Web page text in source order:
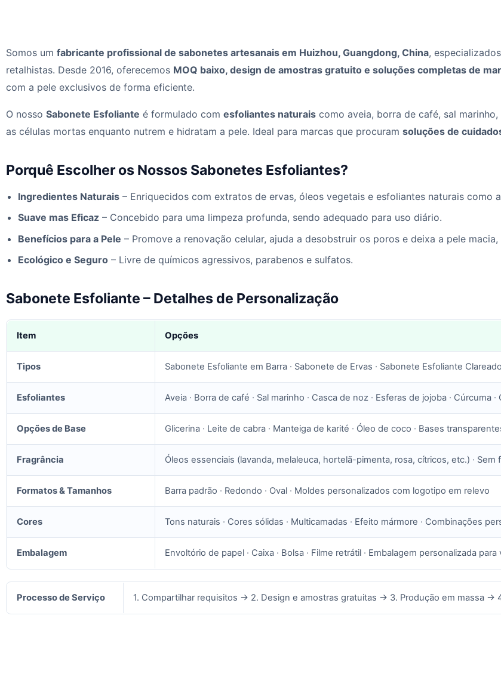
Somos um fabricante profissional de sabonetes artesanais em Huizhou, Guangdong, China,
retalhistas. Desde 2016, oferecemos MOQ baixo, design de amostras gratuito e soluções completas de
com a pele exclusivos de forma eficiente.
O nosso Sabonete Esfoliante é formulado com esfoliantes naturais como aveia, borra de café, sal
as células mortas enquanto nutrem e hidratam a pele. Ideal para marcas que procuram soluções de
Porquê Escolher os Nossos Sabonetes Esfoliantes?
Ingredientes Naturais – Enriquecidos com extratos de ervas, óleos vegetais e esfoliantes naturais como
Suave mas Eficaz – Concebido para uma limpeza profunda, sendo adequado para uso diário.
Benefícios para a Pele – Promove a renovação celular, ajuda a desobstruir os poros e deixa a pele
Ecológico e Seguro – Livre de químicos agressivos, parabenos e sulfatos.
Sabonete Esfoliante – Detalhes de Personalização
Item Opções
Tipos Sabonete Esfoliante em Barra · Sabonete de Ervas · Sabonete Esfoliante
Esfoliantes Aveia · Borra de café · Sal marinho · Casca de noz · Esferas de jojoba · Cúrcuma ·
Opções de Base Glicerina · Leite de cabra · Manteiga de karité · Óleo de coco · Bases
Fragrância Óleos essenciais (lavanda, melaleuca, hortelã-pimenta, rosa, cítricos, etc.) · Sem
Formatos & Tamanhos Barra padrão · Redondo · Oval · Moldes personalizados com logotipo em relevo
Cores Tons naturais · Cores sólidas · Multicamadas · Efeito mármore · Combinações
Embalagem Envoltório de papel · Caixa · Bolsa · Filme retrátil · Embalagem personalizada
Processo de Serviço 1. Compartilhar requisitos → 2. Design e amostras gratuitas → 3. Produção em massa →